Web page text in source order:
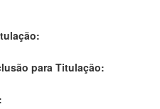
para Titulação: